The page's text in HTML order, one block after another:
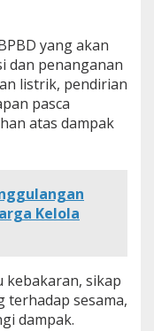
yang akan
dan penanganan
listrik, pendirian
pasca
atas dampak
Kelola
kebakaran, sikap
terhadap sesama,
dampak.